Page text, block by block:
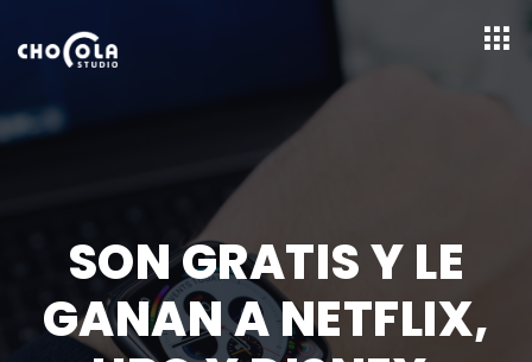
SON GRATIS Y LE
GANAN A NETFLIX,